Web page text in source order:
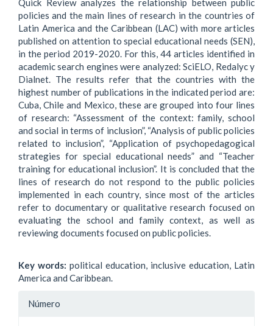
Quick Review analyzes the relationship between public
policies and the main lines of research in the countries of
Latin America and the Caribbean (LAC) with more articles
published on attention to special educational needs (SEN),
in the period 2019-2020. For this, 44 articles identified in
academic search engines were analyzed: SciELO, Redalyc y
Dialnet. The results refer that the countries with the
highest number of publications in the indicated period are:
Cuba, Chile and Mexico, these are grouped into four lines
of research: “Assessment of the context: family, school
and social in terms of inclusion”, “Analysis of public policies
related to inclusion”, “Application of psychopedagogical
strategies for special educational needs” and “Teacher
training for educational inclusion”. It is concluded that the
lines of research do not respond to the public policies
implemented in each country, since most of the articles
refer to documentary or qualitative research focused on
evaluating the school and family context, as well as
reviewing documents focused on public policies.
Key words: political education, inclusive education, Latin
America and Caribbean.
Detalles
Número